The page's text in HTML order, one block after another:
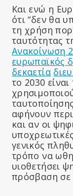
Και ενώ η
ότι “δεν θα
τη χρήση
ταυτότητας
Ανακοίνωση
ευρωπαϊκός
δεκαετία
το 2030
αφήνουν
και αν οι
γενικός
τρόπο να
υιοθετήσει
πρόσβαση σε